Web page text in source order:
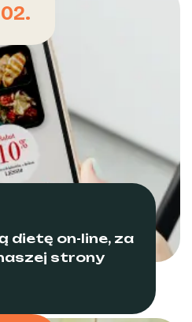
02.
dietę on-line, za
strony